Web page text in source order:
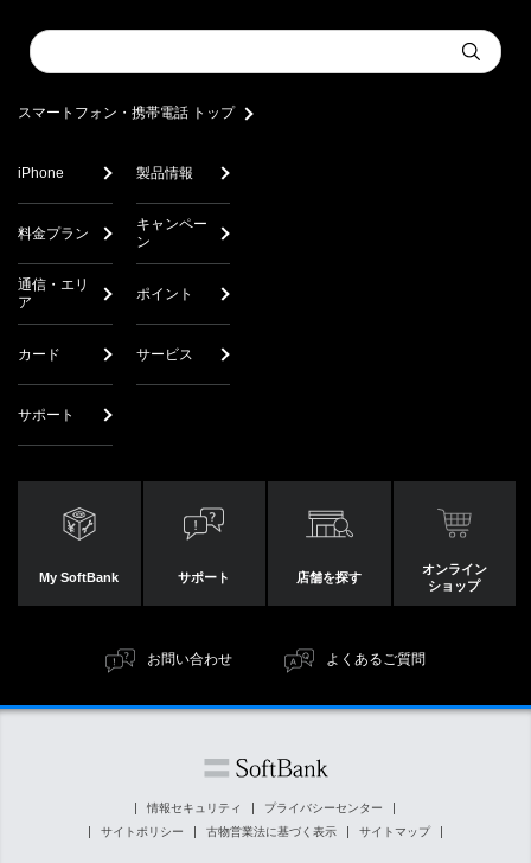
Conduct
a
Submit
スマートフォン・携帯電話 トップ
iPhone 製品情報
料金プラン
キャンペー
ン
通信・エリ
ア
ポイント
カード サービス
サポート
My SoftBank サポート 店舗を探す
オンライン
ショップ
お問い合わせ よくあるご質問
情報セキュリティ
プライバシーセンター
サイトポリシー
古物営業法に基づく表示 サイトマップ